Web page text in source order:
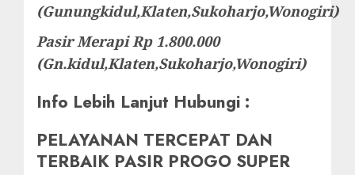
(Gunungkidul,Klaten,Sukoharjo,Wonogiri)
Pasir Merapi Rp 1.800.000
(Gn.kidul,Klaten,Sukoharjo,Wonogiri)
Info Lebih Lanjut Hubungi :
PELAYANAN TERCEPAT DAN
TERBAIK PASIR PROGO SUPER